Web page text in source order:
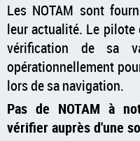
Les NOTAM sont
leur actualité. Le pilote
vérification de sa
opérationnellement
lors de sa navigation.
Pas de NOTAM à
vérifier auprès d'une